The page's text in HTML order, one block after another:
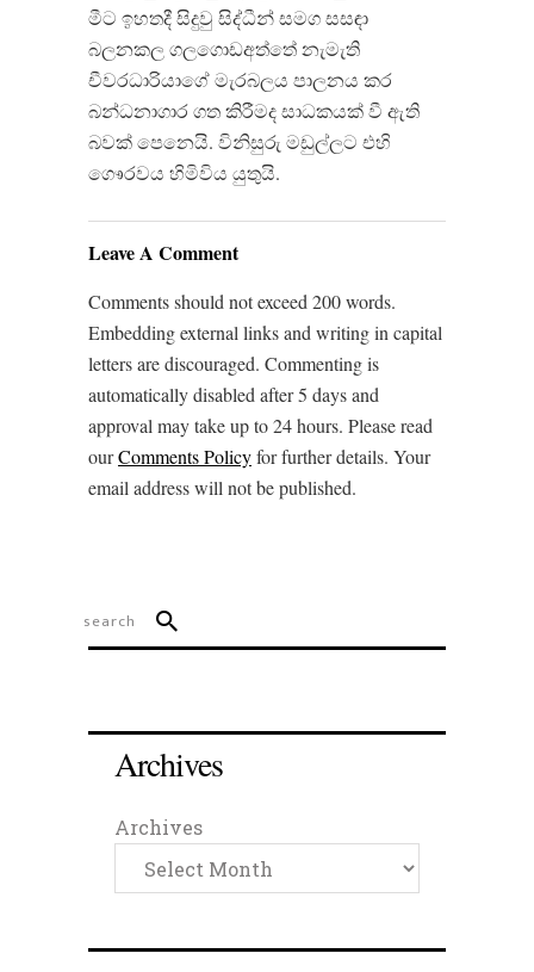
මීට ඉහතදී සිදුවු සිද්ධීන් සමග සසඳා
බලනකල ගලගොඩඅත්තේ නැමැති
චීවරධාරියාගේ මැරබලය පාලනය කර
බන්ධනාගාර ගත කිරීමද සාධකයක් වී ඇති
බවක් පෙනෙයි. විනිසුරු මඩුල්ලට එහි
ගෙෳරවය හිමිවිය යුතුයි.
Leave A Comment
Comments should not exceed 200 words.
Embedding external links and writing in capital
letters are discouraged. Commenting is
automatically disabled after 5 days and
approval may take up to 24 hours. Please read
ourComments Policyfor further details. Your
email address will not be published.
Archives
Archives